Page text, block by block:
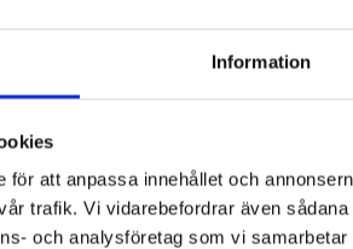
Information
för att anpassa innehållet och
trafik. Vi vidarebefordrar även
och analysföretag som vi